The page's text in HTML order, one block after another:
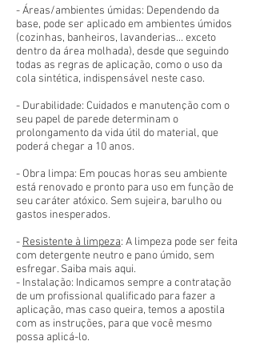
- Áreas/ambientes úmidas: Dependendo da
base, pode ser aplicado em ambientes úmidos
(cozinhas, banheiros, lavanderias... exceto
dentro da área molhada), desde que seguindo
todas as regras de aplicação, como o uso da
cola sintética, indispensável neste caso.
- Durabilidade: Cuidados e manutenção com o
seu papel de parede determinam o
prolongamento da vida útil do material, que
poderá chegar a 10 anos.
- Obra limpa: Em poucas horas seu ambiente
está renovado e pronto para uso em função de
seu caráter atóxico. Sem sujeira, barulho ou
gastos inesperados.
- Resistente à limpeza: A limpeza pode ser feita
com detergente neutro e pano úmido, sem
esfregar. Saiba mais aqui.
- Instalação: Indicamos sempre a contratação
de um profissional qualificado para fazer a
aplicação, mas caso queira, temos a apostila
com as instruções, para que você mesmo
possa aplicá-lo.